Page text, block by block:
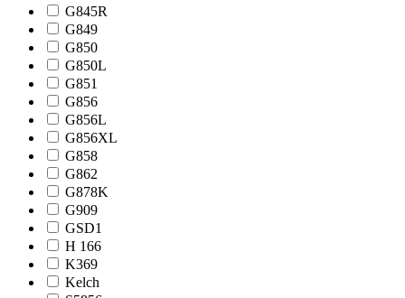
G845R
G849
G850
G850L
G851
G856
G856L
G856XL
G858
G862
G878K
G909
GSD1
H 166
K369
Kelch